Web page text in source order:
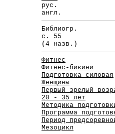
рус.
англ.
Библиогр.
с. 55
(4 назв.)
Фитнес
Фитнес-бикини
Подготовка силовая
Женщины
Первый зрелый
20 - 35 лет
Методика
Программа
Период
Мезоцикл